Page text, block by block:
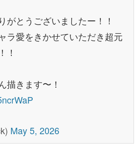
がとうございましたー！！
ラ愛をきかせていただき超元
！
描きます〜！
May 5, 2026